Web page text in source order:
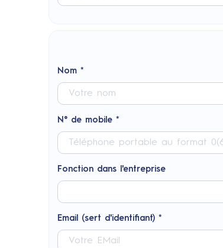
Nom *
N° de mobile *
Fonction dans l'entreprise
Email (sert d'identifiant) *